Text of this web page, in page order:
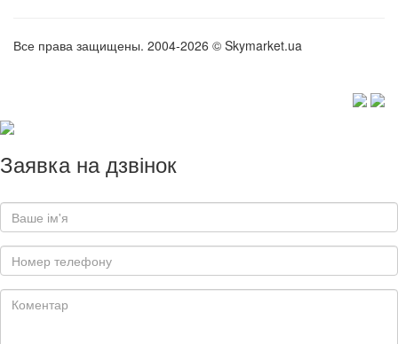
Все права защищены. 2004-2026 © Skymarket.ua
Заявка на дзвінок